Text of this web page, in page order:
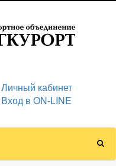
Личный кабинет
Вход в ON-LINE